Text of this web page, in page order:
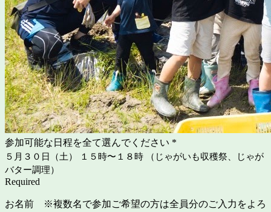
参加可能な日程を全て選んでください *
５月３０日（土） １５時〜１８時 （じゃがいも収穫祭、じゃが
バター調理）
Required
お名前 ※複数名で参加ご希望の方は全員分のご入力をよろ